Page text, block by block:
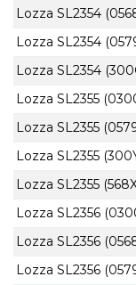
Lozza SL2354
Lozza SL2354
Lozza SL2354
Lozza SL2355
Lozza SL2355
Lozza SL2355
Lozza SL2355
Lozza SL2356
Lozza SL2356
Lozza SL2356